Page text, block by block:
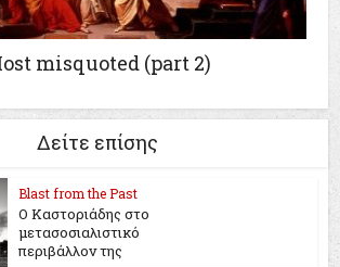
misquoted (part 2)
Δείτε επίσης
Blast from the Past
Ο Καστοριάδης στο
μετασοσιαλιστικό
περιβάλλον της